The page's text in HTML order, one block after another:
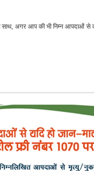
अगर आप की भी निम्न आपदाओं से